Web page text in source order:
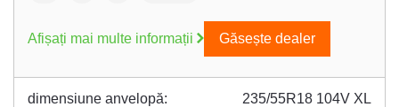
Afișați mai multe informații Găsește dealer
dimensiune anvelopă: 235/55R18 104V XL